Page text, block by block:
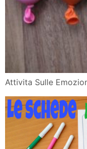
Attivita Sulle